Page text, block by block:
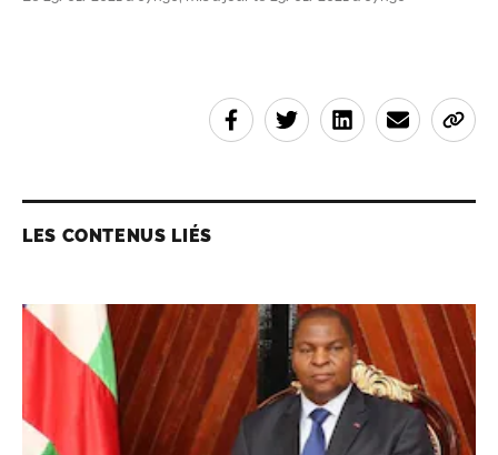
LES CONTENUS LIÉS